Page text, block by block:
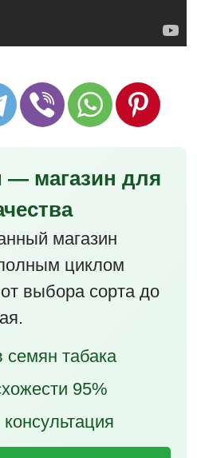
— магазин для
магазин
циклом
выбора сорта до
семян табака
95%